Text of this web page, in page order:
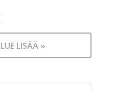
LUE LISÄÄ »